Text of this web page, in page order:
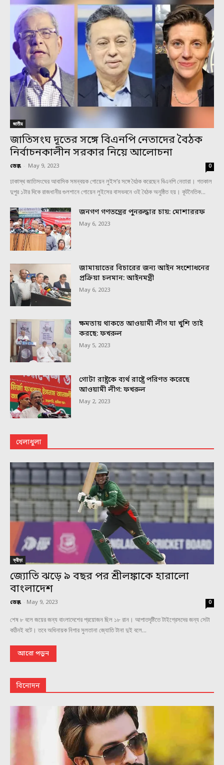
জাতীয়
জাতিসংঘ দূতের সঙ্গে বিএনপি নেতাদের বৈঠক
নির্বাচনকালীন সরকার নিয়ে আলোচনা
ডেস্ক - May 9, 2023 0
ঢাকাস্থ জাতিসংঘের আবাসিক সমন্বয়ক গোয়েন লুইস’র সঙ্গে বৈঠক করেছেন বিএনপি নেতারা। গতকাল
দুপুর ১টার দিকে রাজধানীর গুলশানে গোয়েন লুইসের বাসভবনে ওই বৈঠক অনুষ্ঠিত হয়। কূটনৈতিক...
জনগণ গণতন্ত্রের পুনরুদ্ধার চায়: মোশাররফ
May 6, 2023
জামায়াতের বিচারের জন্য আইন সংশোধনের
প্রক্রিয়া চলমান: আইনমন্ত্রী
May 6, 2023
ক্ষমতায় থাকতে আওয়ামী লীগ যা খুশি তাই
করছে: ফখরুল
May 5, 2023
গোটা রাষ্ট্রকে ব্যর্থ রাষ্ট্রে পরিণত করেছে
আওয়ামী লীগ: ফখরুল
May 2, 2023
খেলাধুলা
ক্রীড়া
জ্যোতি ঝড়ে ৯ বছর পর শ্রীলঙ্কাকে হারালো
বাংলাদেশ
ডেস্ক - May 9, 2023 0
শেষ ৮ বলে জয়ের জন্য বাংলাদেশের প্রয়োজন ছিল ১৮ রান। আপাতদৃষ্টিতে টাইগ্রেসদের জন্য সেটা
কঠিনই বটে। তবে অধিনায়ক নিগার সুলতানা জ্যোতি টানা দুই বলে...
আরো পড়ুন
বিনোদন